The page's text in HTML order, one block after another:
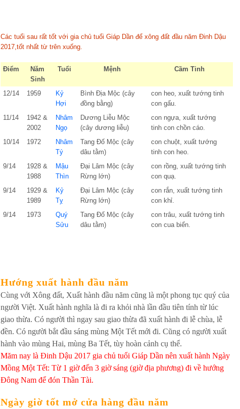
Các tuổi sau rất tốt với gia chủ tuổi Giáp Dần để xông đất đầu năm Đinh Dậu
2017,tốt nhất từ trên xuống.
Điểm
Năm
Sinh
Tuổi Mệnh Cầm Tinh
12/14 1959
Kỷ
Hợi
Bình Địa Mộc (cây
đồng bằng)
con heo, xuất tướng tinh
con gấu.
11/14
1942 &
2002
Nhâm
Ngọ
Dương Liễu Mộc
(cây dương liễu)
con ngựa, xuất tướng
tinh con chồn cáo.
10/14
1972
Nhâm
Tý
Tang Đố Mộc (cây
dâu tằm)
con chuột, xuất tướng
tinh con heo.
9/14
1928 &
1988
Mậu
Thìn
Đại Lâm Mộc (cây
Rừng lớn)
con rồng, xuất tướng tinh
con quạ.
9/14
1929 &
1989
Kỷ
Tỵ
Đại Lâm Mộc (cây
Rừng lớn)
con rắn, xuất tướng tinh
con khỉ.
9/14
1973
Quý
Sửu
Tang Đố Mộc (cây
dâu tằm)
con trâu, xuất tướng tinh
con cua biển.
Hướng xuất hành đầu năm
Cùng với Xông đất, Xuất hành đầu năm cũng là một phong tục quý của
người Việt. Xuất hành nghĩa là đi ra khỏi nhà lần đầu tiên tính từ lúc
giao thừa. Có người thì ngay sau giao thừa đã xuất hành đi lễ chùa, lễ
đền. Có người bắt đầu sáng mùng Một Tết mới đi. Cũng có người xuất
hành vào mùng Hai, mùng Ba Tết, tùy hoàn cảnh cụ thể.
Măm nay là Đinh Dậu 2017 gia chủ tuổi Giáp Dần nên xuất hành Ngày
Mồng Một Tết: Từ 1 giờ đến 3 giờ sáng (giờ địa phương) đi về hướng
Đông Nam để đón Thần Tài.
Ngày giờ tốt mở cửa hàng đầu năm